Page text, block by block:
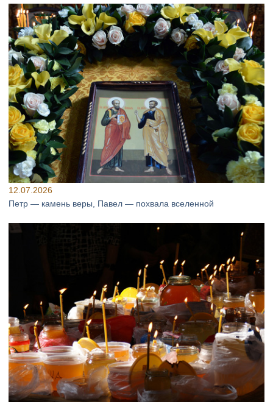
12.07.2026
Петр — камень веры, Павел — похвала вселенной